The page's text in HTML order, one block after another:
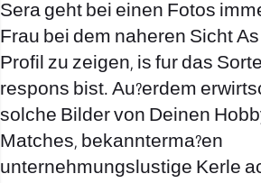
Sera geht bei einen Fotos
Frau bei dem naheren Sicht
Profil zu zeigen, is fur das
respons bist. Au?erdem
solche Bilder von Deinen
Matches, bekannterma?en
unternehmungslustige Kerle